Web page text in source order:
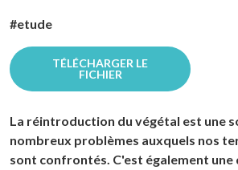
#etude
TÉLÉCHARGER LE
FICHIER
La réintroduction du végétal est une
nombreux problèmes auxquels nos
sont confrontés. C'est également une